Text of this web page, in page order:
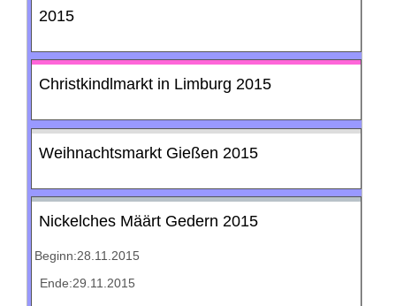
2015
Christkindlmarkt in Limburg 2015
Weihnachtsmarkt Gießen 2015
Nickelches Määrt Gedern 2015
Beginn:28.11.2015
Ende:29.11.2015